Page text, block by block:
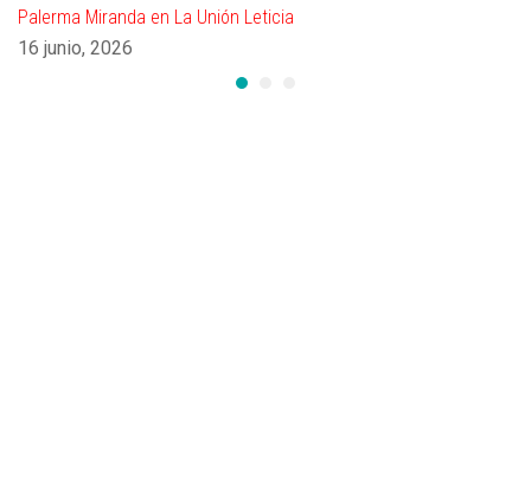
Palerma Miranda en La Unión Leticia
16 junio, 2026